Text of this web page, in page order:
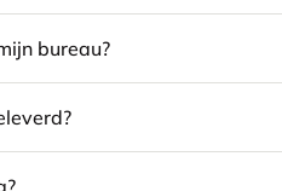
bureau?